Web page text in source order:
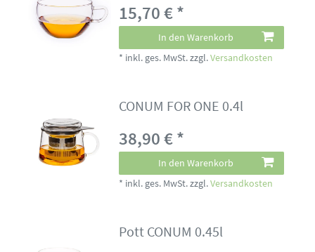
15,70 € *
In den Warenkorb
* inkl. ges. MwSt.zzgl.Versandkosten
CONUM FOR ONE 0.4l
38,90 € *
In den Warenkorb
* inkl. ges. MwSt.zzgl.Versandkosten
Pott CONUM 0.45l